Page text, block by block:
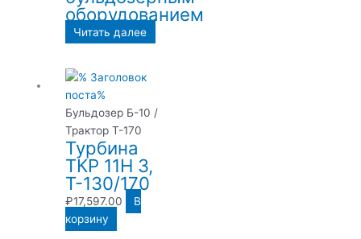
оборудованием
Читать далее
Бульдозер Б-10 /
Трактор Т-170
Турбина
ТКР 11Н 3,
Т-130/170
₽17,597.00
В
корзину